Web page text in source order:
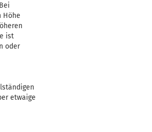
Höhe
ist
oder
etwaige